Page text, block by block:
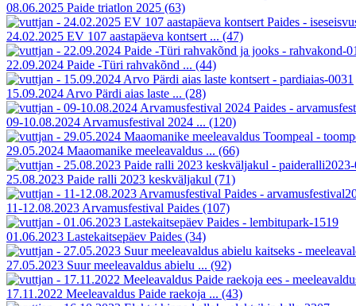
08.06.2025 Paide triatlon 2025 (63)
24.02.2025 EV 107 aastapäeva kontsert ... (47)
22.09.2024 Paide -Türi rahvakõnd ... (44)
15.09.2024 Arvo Pärdi aias laste ... (28)
09-10.08.2024 Arvamusfestival 2024 ... (120)
29.05.2024 Maaomanike meeleavaldus ... (66)
25.08.2023 Paide ralli 2023 keskväljakul (71)
11-12.08.2023 Arvamusfestival Paides (107)
01.06.2023 Lastekaitsepäev Paides (34)
27.05.2023 Suur meeleavaldus abielu ... (92)
17.11.2022 Meeleavaldus Paide raekoja ... (43)